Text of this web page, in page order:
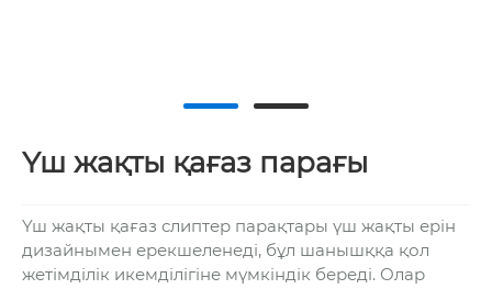
Үш жақты қағаз парағы
Үш жақты қағаз слиптер парақтары үш жақты ерін
дизайнымен ерекшеленеді, бұл шанышққа қол
жетімділік икемділігіне мүмкіндік береді. Олар